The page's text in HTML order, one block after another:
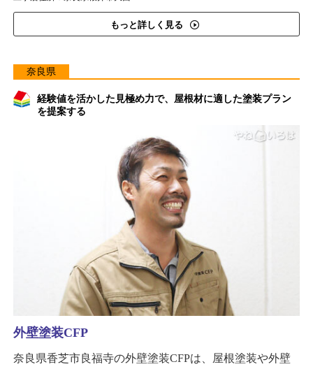
もっと詳しく見る
奈良県
経験値を活かした見極め力で、屋根材に適した塗装プラン
を提案する
外壁塗装CFP
奈良県香芝市良福寺の外壁塗装CFPは、屋根塗装や外壁